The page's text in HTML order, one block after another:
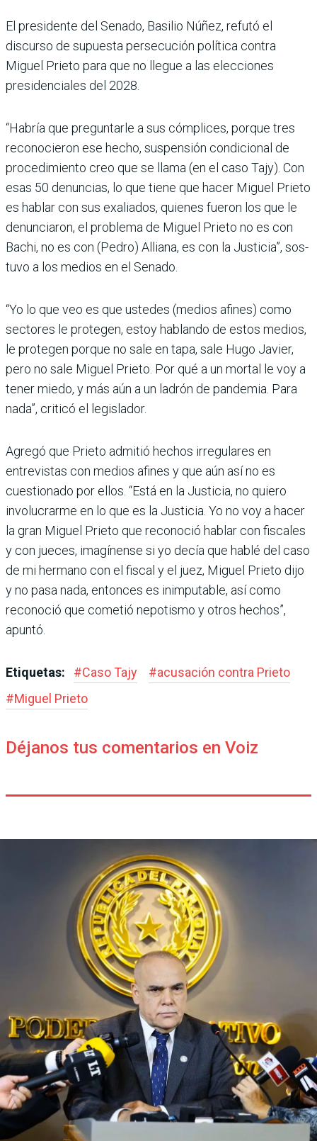
El presidente del Senado, Basilio Núñez, refutó el
discurso de supuesta per­secución política contra
Miguel Prieto para que no llegue a las elecciones
presidenciales del 2028.
“Habría que preguntarle a sus cómplices, porque tres
recono­cieron ese hecho, suspensión condicional de
procedimiento creo que se llama (en el caso Tajy). Con
esas 50 denuncias, lo que tiene que hacer Miguel Prieto
es hablar con sus exaliados, quie­nes fueron los que le
denunciaron, el problema de Miguel Prieto no es con
Bachi, no es con (Pedro) Alliana, es con la Justicia”, sos­
tuvo a los medios en el Senado.
“Yo lo que veo es que ustedes (medios afines) como
sectores le protegen, estoy hablando de estos medios,
le protegen porque no sale en tapa, sale Hugo Javier,
pero no sale Miguel Prieto. Por qué a un mortal le voy a
tener miedo, y más aún a un ladrón de pandemia. Para
nada”, criticó el legislador.
Agregó que Prieto admitió hechos irregulares en
entrevistas con medios afines y que aún así no es
cuestionado por ellos. “Está en la Justicia, no quiero
involucrarme en lo que es la Justicia. Yo no voy a hacer
la gran Miguel Prieto que reconoció hablar con fisca­les
y con jueces, imagínense si yo decía que hablé del caso
de mi hermano con el fiscal y el juez, Miguel Prieto dijo
y no pasa nada, entonces es inimputable, así como
reconoció que cometió nepo­tismo y otros hechos”,
apuntó.
Etiquetas: #Caso Tajy #acusación contra Prieto
#Miguel Prieto
Déjanos tus comentarios en Voiz